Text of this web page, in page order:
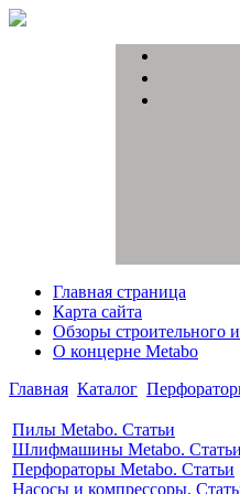
Главная страница
Карта сайта
Обзоры строительного
О концерне Metabo
Главная Каталог
Пилы Metabo. Статьи
Шлифмашины Metabo. Статьи
Перфораторы Metabo. Статьи
Насосы и компрессоры.